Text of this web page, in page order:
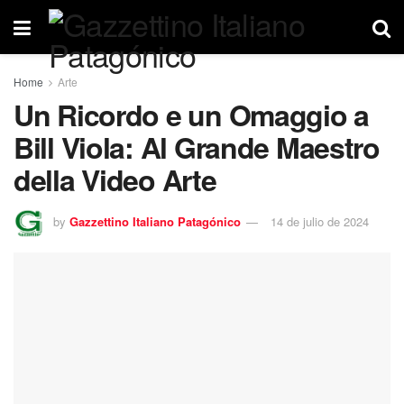
Home Arte
Un Ricordo e un Omaggio a
Bill Viola: Al Grande Maestro
della Video Arte
by Gazzettino Italiano Patagónico 14 de julio de 2024